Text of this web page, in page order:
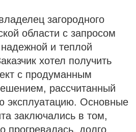
загородного
области с запросом
и теплой
хотел получить
с продуманным
рассчитанный
эксплуатацию. Основные
заключались в том,
прогревалась, долго